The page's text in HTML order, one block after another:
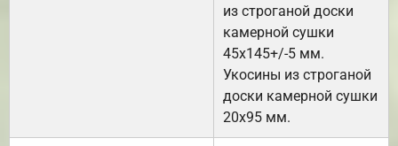
из строганой доски
камерной сушки
45х145+/-5 мм.
Укосины из строганой
доски камерной сушки
20х95 мм.